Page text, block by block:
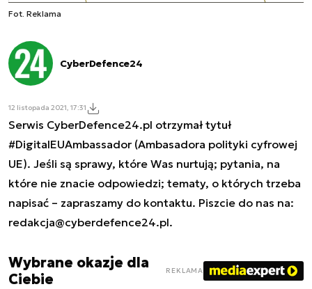
Fot. Reklama
CyberDefence24
12 listopada 2021, 17:31
Serwis CyberDefence24.pl otrzymał tytuł
#DigitalEUAmbassador (Ambasadora polityki cyfrowej
UE). Jeśli są sprawy, które Was nurtują; pytania, na
które nie znacie odpowiedzi; tematy, o których trzeba
napisać – zapraszamy do kontaktu. Piszcie do nas na:
redakcja@cyberdefence24.pl.
Wybrane okazje dla
Ciebie
REKLAMA